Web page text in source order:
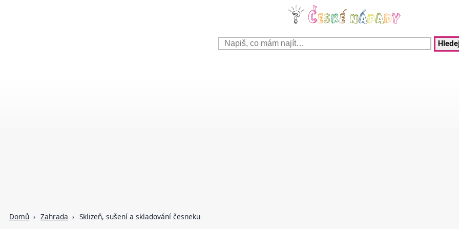
Domů Zahrada Sklizeň, sušení a skladování česneku